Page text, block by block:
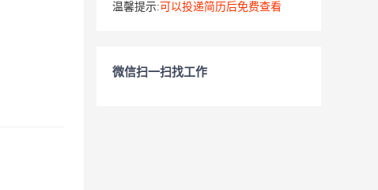
温馨提示: 可以投递简历后免费查看
微信扫一扫找工作